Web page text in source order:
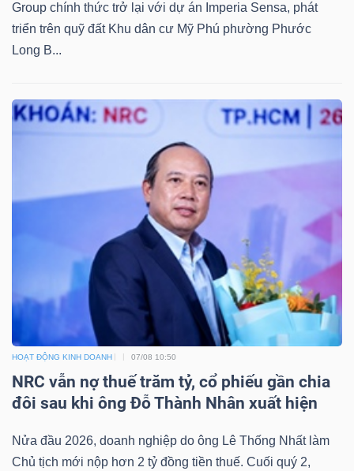
Group chính thức trở lại với dự án Imperia Sensa, phát
triển trên quỹ đất Khu dân cư Mỹ Phú phường Phước
Long B...
HOẠT ĐỘNG KINH DOANH 07/08 10:50
NRC vẫn nợ thuế trăm tỷ, cổ phiếu gần chia
đôi sau khi ông Đỗ Thành Nhân xuất hiện
Nửa đầu 2026, doanh nghiệp do ông Lê Thống Nhất làm
Chủ tịch mới nộp hơn 2 tỷ đồng tiền thuế. Cuối quý 2,
Truyền
thông